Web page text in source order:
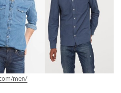
men/